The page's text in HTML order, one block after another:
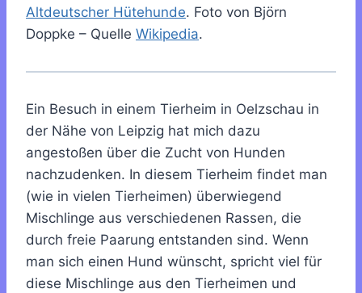
Altdeutscher Hütehunde. Foto von Björn
Doppke – Quelle Wikipedia.
Ein Besuch in einem Tierheim in Oelzschau in
der Nähe von Leipzig hat mich dazu
angestoßen über die Zucht von Hunden
nachzudenken. In diesem Tierheim findet man
(wie in vielen Tierheimen) überwiegend
Mischlinge aus verschiedenen Rassen, die
durch freie Paarung entstanden sind. Wenn
man sich einen Hund wünscht, spricht viel für
diese Mischlinge aus den Tierheimen und